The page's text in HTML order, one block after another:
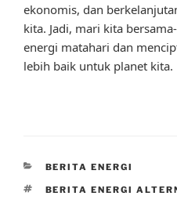
ekonomis, dan
kita. Jadi, mari kita
energi matahari dan
lebih baik untuk planet kita.
CATEGORIES
BERITA ENERGI
TAGS
BERITA ENERGI